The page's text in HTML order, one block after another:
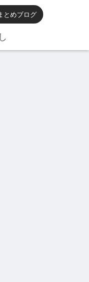
とめブログ